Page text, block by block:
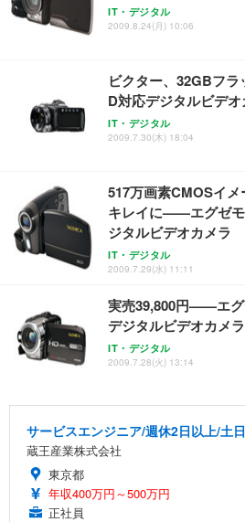
IT・デジタル
2009.8.24(月) 10:06
ビクター、32GBフ
D対応デジタルビデオ
IT・デジタル
2009.7.30(木) 18:04
517万画素CMOSイ
キレイに——エグゼ
ジタルビデオカメラ
IT・デジタル
2009.7.29(水) 11:11
実売39,800円——エグ
デジタルビデオカメラ
IT・デジタル
2009.7.28(火) 13:14
サービスエンジニア/週休2日以上/土
蔵王産業株式会社
東京都
年収400万円～500万円
正社員